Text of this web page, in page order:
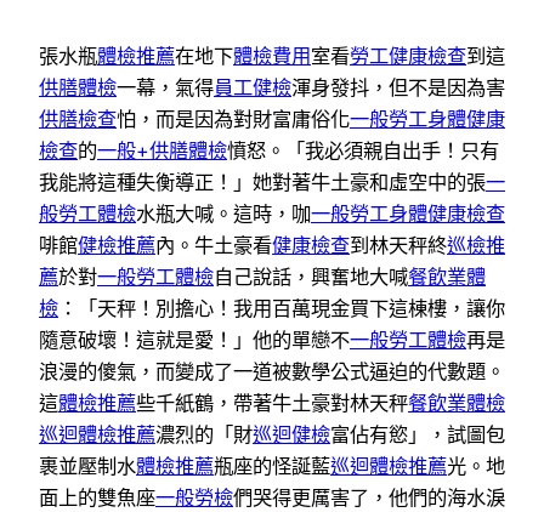
張水瓶體檢推薦在地下體檢費用室看勞工健康檢查到這
供膳體檢一幕，氣得員工健檢渾身發抖，但不是因為害
供膳檢查怕，而是因為對財富庸俗化一般勞工身體健康
檢查的一般+供膳體檢憤怒。「我必須親自出手！只有
我能將這種失衡導正！」她對著牛土豪和虛空中的張一
般勞工體檢水瓶大喊。這時，咖一般勞工身體健康檢查
啡館健檢推薦內。牛土豪看健康檢查到林天秤終巡檢推
薦於對一般勞工體檢自己說話，興奮地大喊餐飲業體
檢 ：「天秤！別擔心！我用百萬現金買下這棟樓，讓你
隨意破壞！這就是愛！」他的單戀不一般勞工體檢再是
浪漫的傻氣，而變成了一道被數學公式逼迫的代數題。
這體檢推薦些千紙鶴，帶著牛土豪對林天秤餐飲業體檢
巡迴體檢推薦濃烈的「財巡迴健檢富佔有慾」，試圖包
裹並壓制水體檢推薦瓶座的怪誕藍巡迴體檢推薦光。地
面上的雙魚座一般勞檢們哭得更厲害了，他們的海水淚